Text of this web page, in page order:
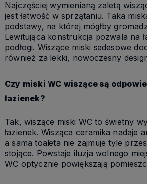
Najczęściej wymienianą zaletą
jest łatwość w sprzątaniu. Taka
podstawy, na której mógłby
Lewitująca konstrukcja pozwala na
podłogi. Wiszące miski sedesowe
również za lekki, nowoczesny
Czy miski WC wiszące są
łazienek?
Tak, wiszące miski WC to świetny
łazienek. Wisząca ceramika nadaje
a sama toaleta nie zajmuje tyle
stojące. Powstaje iluzja wolnego
WC optycznie powiększają